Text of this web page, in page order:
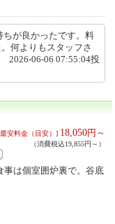
ちが良かったです。料
何よりもスタッフさ
2026-06-06 07:55:04投
安料金（目安）] 18,050円～
（消費税込19,855円～）
事は個室囲炉裏で。谷底